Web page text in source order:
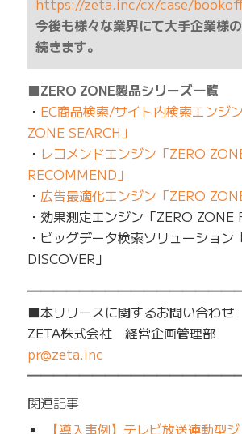
今後も様々な業界にて大手企業様
続きます。
■ZERO ZONE製品シリーズ一覧
・ EC商品検索/サイト内検索エンジ
ZONE SEARCH」
・ レコメンドエンジン「ZERO
RECOMMEND」
・ 広告最適化エンジン「ZERO
・効果測定エンジン「ZERO ZONE
・ビッグデータ検索ソリューショ
DISCOVER」
■本リリースに関するお問い合わせ
ZETA株式会社 経営企画管理部
pr@zeta.inc
関連記事
【導入事例】テレビ放送連動型